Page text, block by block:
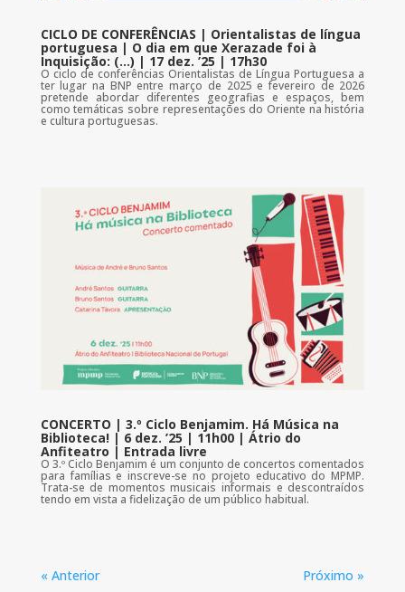
CICLO DE CONFERÊNCIAS | Orientalistas de língua
portuguesa | O dia em que Xerazade foi à
Inquisição: (…) | 17 dez. ’25 | 17h30
O ciclo de conferências Orientalistas de Língua Portuguesa a
ter lugar na BNP entre março de 2025 e fevereiro de 2026
pretende abordar diferentes geografias e espaços, bem
como temáticas sobre representações do Oriente na história
e cultura portuguesas.
CONCERTO | 3.º Ciclo Benjamim. Há Música na
Biblioteca! | 6 dez. ’25 | 11h00 | Átrio do
Anfiteatro | Entrada livre
O 3.º Ciclo Benjamim é um conjunto de concertos comentados
para famílias e inscreve-se no projeto educativo do MPMP.
Trata-se de momentos musicais informais e descontraídos
tendo em vista a fidelização de um público habitual.
« Anterior Próximo »